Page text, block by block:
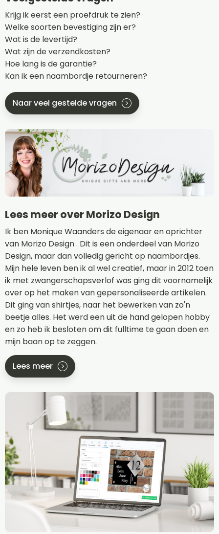
Krijg ik eerst een proefdruk te zien?
Welke soorten bevestiging zijn er?
Wat is de levertijd?
Wat zijn de verzendkosten?
Hoe lang is de garantie?
Kan ik een naambordje retourneren?
Naar veel gestelde vragen
Lees meer over Morizo Design
Ik ben Monique Waanders de eigenaar en oprichter
van Morizo Design . Dit is een onderdeel van Morizo
Design, maar dan volledig gericht op naambordjes.
Mijn hele leven ben ik al wel creatief, maar in 2012 toen
ik met zwangerschapsverlof was ging dit voornamelijk
over op het maken van gepersonaliseerde artikelen.
Dit ging van shirtjes, naar het bewerken van zo'n
beetje alles. Het werd een uit de hand gelopen hobby
en zo heb ik besloten om dit fulltime te gaan doen en
mijn baan op te zeggen.
Lees meer